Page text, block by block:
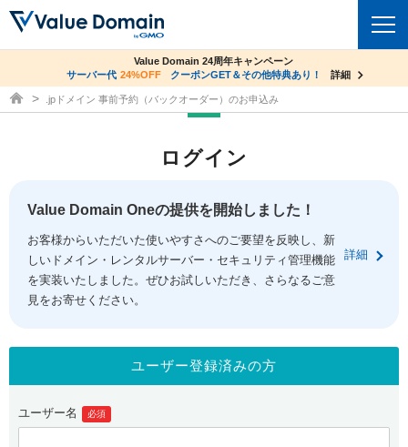
ドメイントップ
ドメイン移管
ドメイン価格一覧
ドメイン一括検索
.jpドメインオークション
gTLDオークション NEW!
.jpドメインバックオーダー
コアサーバー
バリューサーバー
XREA
セキュリティトップ
Value Domain ネットde診断
SSL証明書
サービストップ
お得意様割引
紹介制度
facebook
ログイン
co.jpドメイン✕コアサーバーV2ビジネス応援キャンペーン
サーバー料金1年間無料
詳細
Value Domain 24周年キャンペーン
サーバー代 24%OFF クーポンGET＆その他特典あり！ 詳細
ドメイン取得ならバリュードメイン
.jpドメイン 事前予約（バックオーダー）のお申込み
ログイン
Value Domain Oneの提供を開始しました！
お客様からいただいた使いやすさへのご要望を反映し、新
しいドメイン・レンタルサーバー・セキュリティ管理機能
を実装いたしました。ぜひお試しいただき、さらなるご意
見をお寄せください。
詳細
ユーザー登録済みの方
ユーザー名 必須